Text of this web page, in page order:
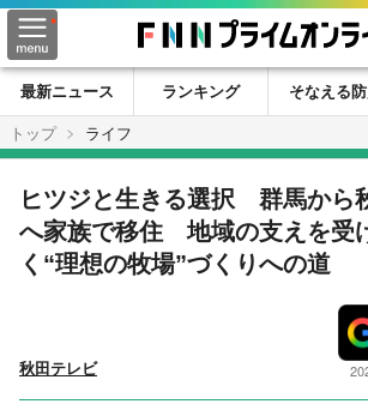
最新ニュース ランキング そなえる
トップ
ライフ
ヒツジと生きる選択 群馬から
へ家族で移住 地域の支えを受
く“理想の牧場”づくりへの道
秋田テレビ